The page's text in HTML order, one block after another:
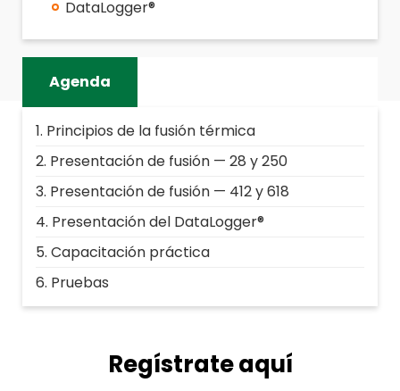
DataLogger®
Agenda
Principios de la fusión térmica
Presentación de fusión — 28 y 250
Presentación de fusión — 412 y 618
Presentación del DataLogger®
Capacitación práctica
Pruebas
Regístrate aquí